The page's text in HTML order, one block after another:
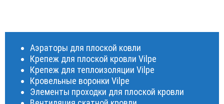
Аэраторы для плоской ковли
Крепеж для плоской кровли Vilpe
Крепеж для теплоизоляции Vilpe
Кровельные воронки Vilpe
Элементы проходки для плоской кровли